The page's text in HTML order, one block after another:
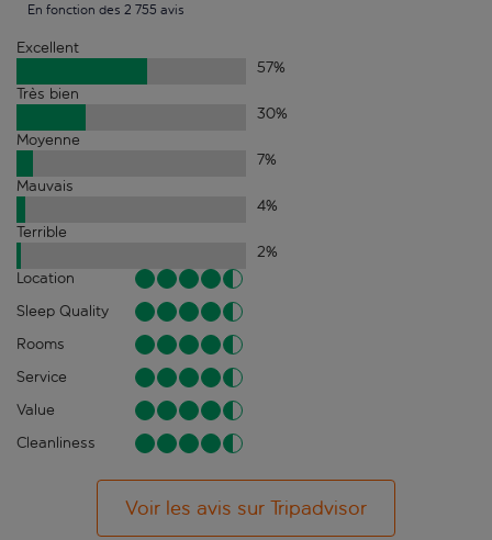
En fonction des 2 755 avis
Excellent
57%
Très bien
30%
Moyenne
7%
Mauvais
4%
Terrible
2%
Location
Sleep Quality
Rooms
Service
Value
Cleanliness
Voir les avis sur Tripadvisor